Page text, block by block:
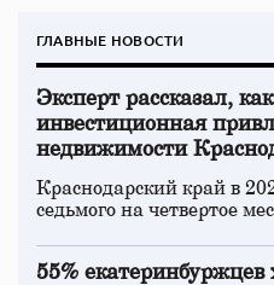
ГЛАВНЫЕ НОВОСТИ
Эксперт рассказал,
инвестиционная
недвижимости
Краснодарский край в
седьмого на четвертое
55%